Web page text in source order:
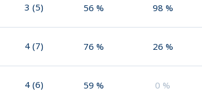
3 (5) 56 % 98 %
4 (7) 76 % 26 %
4 (6) 59 % 0 %